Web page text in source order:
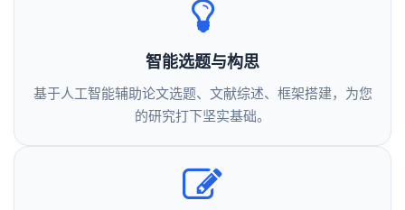
智能选题与构思
基于人工智能辅助论文选题、文献综述、框架搭建，为您
的研究打下坚实基础。